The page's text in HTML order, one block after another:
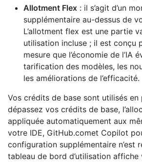
Allotment Flex : il s’agit d’un
supplémentaire au-dessus de
L’allotment flex est une partie
utilisation incluse ; il est conçu
mesure que l’économie de l’IA
tarification des modèles, les
les améliorations de l’efficacité.
Vos crédits de base sont utilisés en
dépassez vos crédits de base,
appliquée automatiquement aux
votre IDE, GitHub.comet Copilot
configuration supplémentaire n’est
tableau de bord d’utilisation